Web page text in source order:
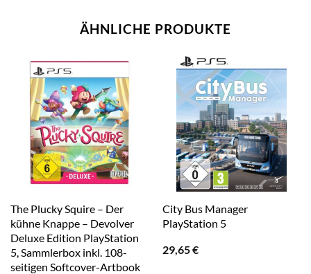
ÄHNLICHE PRODUKTE
The Plucky Squire – Der
kühne Knappe – Devolver
Deluxe Edition PlayStation
5, Sammlerbox inkl. 108-
seitigen Softcover-Artbook
City Bus Manager
PlayStation 5
29,65€